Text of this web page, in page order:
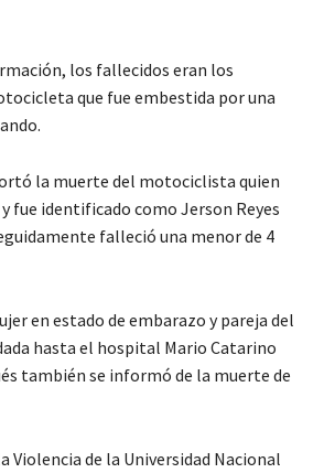
los fallecidos eran los
que fue embestida por una
la muerte del motociclista quien
fue identificado como Jerson Reyes
falleció una menor de 4
en estado de embarazo y pareja del
hasta el hospital Mario Catarino
también se informó de la muerte de
Violencia de la Universidad Nacional